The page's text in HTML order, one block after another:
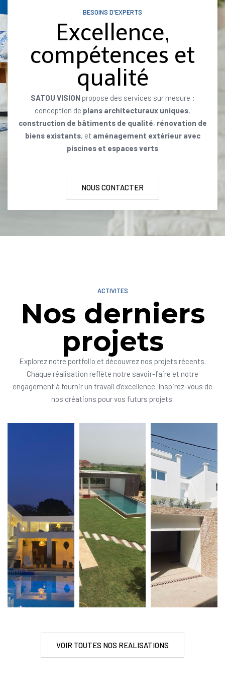
BESOINS D'EXPERTS
Excellence,
compétences et
qualité
SATOU VISION propose des services sur mesure :
conception de plans architecturaux uniques,
construction de bâtiments de qualité, rénovation de
biens existants, et aménagement extérieur avec
piscines et espaces verts
NOUS CONTACTER
ACTIVITES
Nos derniers
projets
Explorez notre portfolio et découvrez nos projets récents.
Chaque réalisation reflète notre savoir-faire et notre
engagement à fournir un travail d’excellence. Inspirez-vous de
nos créations pour vos futurs projets.
VOIR TOUTES NOS REALISATIONS